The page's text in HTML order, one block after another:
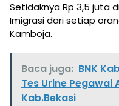
Setidaknya Rp 3,5 juta
Imigrasi dari setiap
Kamboja.
Baca juga: BNK
Tes Urine Pegawai
Kab.Bekasi